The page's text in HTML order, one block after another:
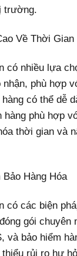
trường.
Về Thời Gian
có nhiều lựa
phù hợp
có thể dễ
hàng phù hợp
thời gian và
Hàng Hóa
có các biện
gói chuyên
và bảo hiểm
rủi ro hư